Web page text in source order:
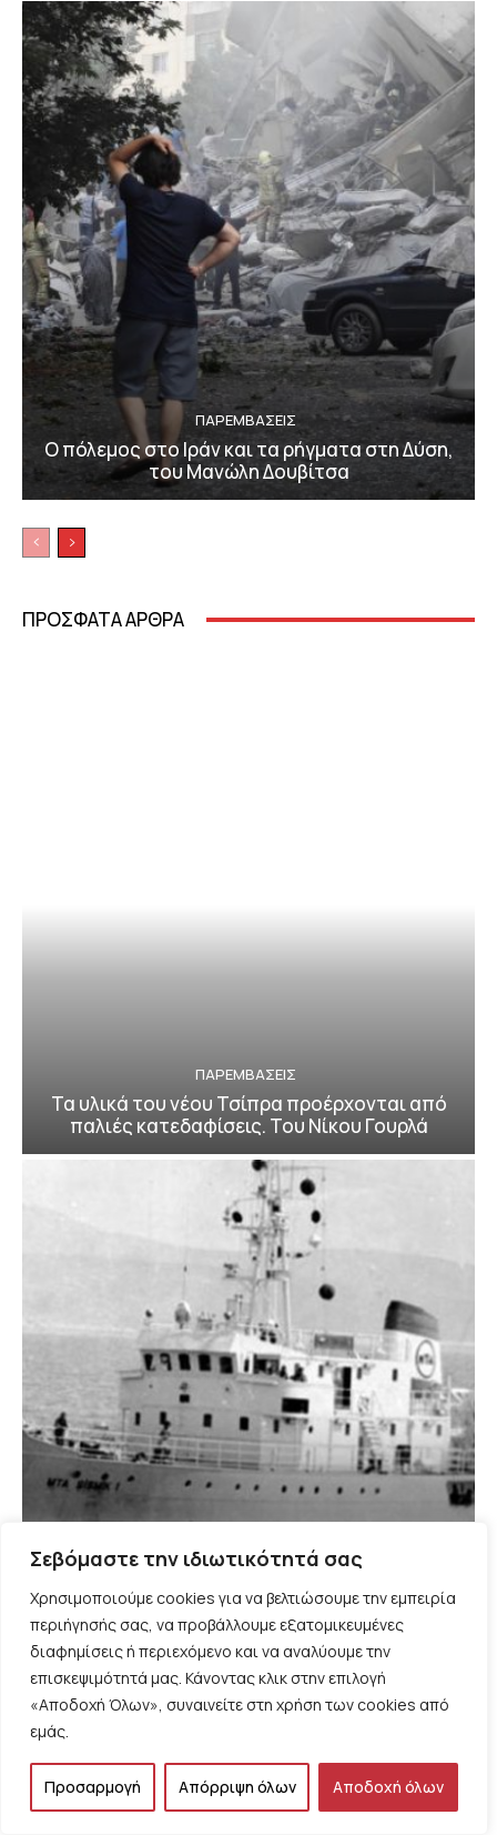
Σεβόμαστε την ιδιωτικότητά σας
Χρησιμοποιούμε cookies για να βελτιώσουμε την εμπειρία
περιήγησής σας, να προβάλλουμε εξατομικευμένες
διαφημίσεις ή περιεχόμενο και να αναλύουμε την
επισκεψιμότητά μας. Κάνοντας κλικ στην επιλογή
«Αποδοχή Όλων», συναινείτε στη χρήση των cookies από
εμάς.
Προσαρμογή Απόρριψη όλων Αποδοχή όλων
ΠΑΡΕΜΒΑΣΕΙΣ
Ο πόλεμος στο Ιράν και τα ρήγματα στη Δύση,
του Μανώλη Δουβίτσα
ΠΡΟΣΦΑΤΑ ΑΡΘΡΑ
ΠΑΡΕΜΒΑΣΕΙΣ
Τα υλικά του νέου Τσίπρα προέρχονται από
παλιές κατεδαφίσεις. Του Νίκου Γουρλά
50 ΧΡΟΝΙΑ Αύγουστος 1976: Ο «παρ’ ολίγον
πόλεμος» με την Τουρκία και τα… ενοχλητικά
(μα επίκαιρα) συμπεράσματα, του Διονύση
Ελευθεράτου